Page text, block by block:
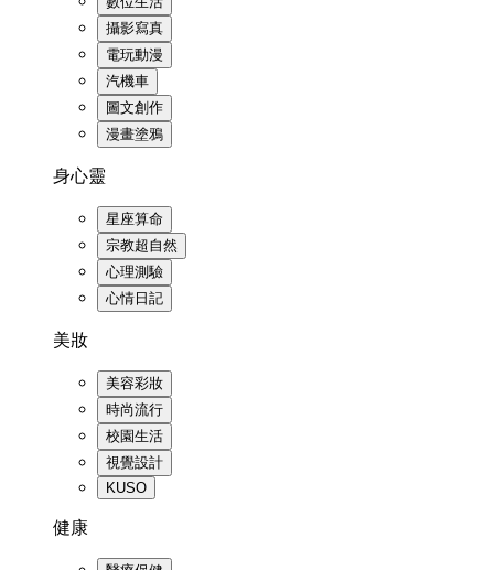
攝影寫真
電玩動漫
汽機車
圖文創作
漫畫塗鴉
身心靈
星座算命
宗教超自然
心理測驗
心情日記
美妝
美容彩妝
時尚流行
校園生活
視覺設計
KUSO
健康